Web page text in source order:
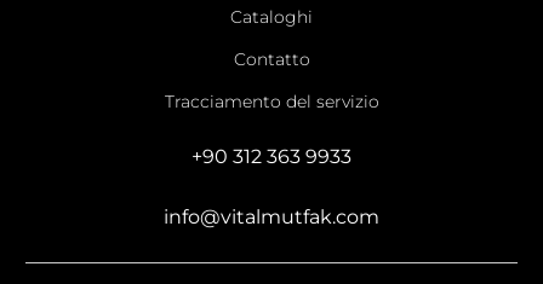
Cataloghi
Contatto
Tracciamento del servizio
+90 312 363 9933
info@vitalmutfak.com